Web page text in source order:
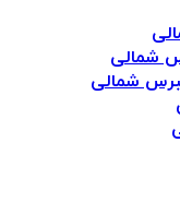
شمالی
شمالی